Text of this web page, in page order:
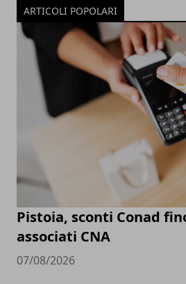
ARTICOLI POPOLARI
Pistoia, sconti Conad
associati CNA
07/08/2026